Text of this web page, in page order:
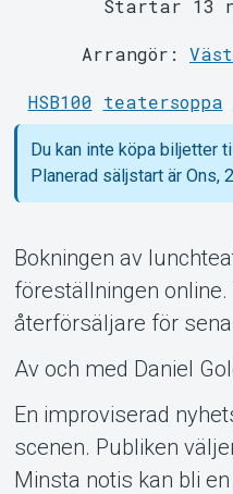
Om
Startar 13
Arrangör:
HSB100 teatersoppa
Du kan inte köpa biljetter
Planerad säljstart är Ons,
Bokningen av
föreställningen
återförsäljare för
Av och med Daniel
En improviserad
scenen. Publiken
Minsta notis kan bli